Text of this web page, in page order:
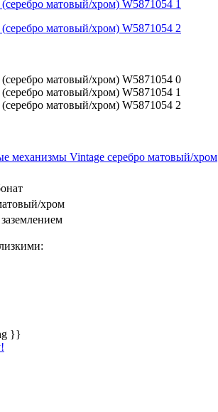
механизмы Vintage серебро матовый/хром
хром
заземлением
}}